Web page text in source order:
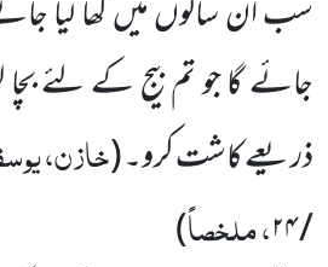
سب ان سالوں میں کھا لیا جائے
جائے گا جو تم بیج کے لئے
ذریعے کاشت کرو۔(خازن،
/ ۲۴ ، ملخصاً)